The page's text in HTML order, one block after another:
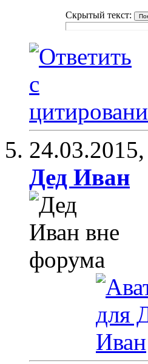
Скрытый текст:
24.03.2015,
Дед Иван